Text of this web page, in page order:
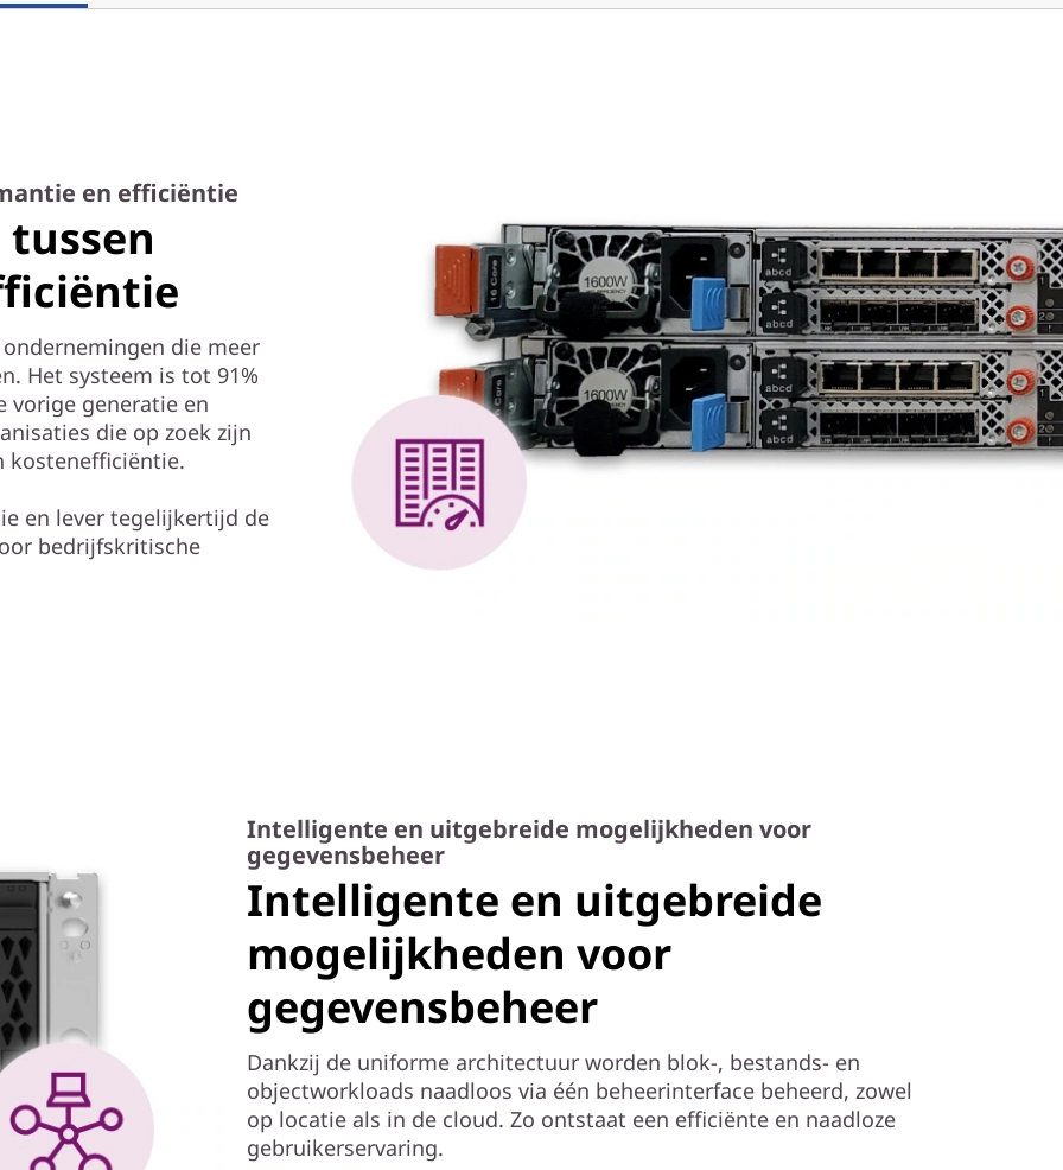
en efficiëntie
die meer
Het systeem is tot 91%
vorige generatie en
die op zoek zijn
kostenefficiëntie.
en lever tegelijkertijd de
bedrijfskritische
Intelligente en uitgebreide mogelijkheden voor
gegevensbeheer
Intelligente en uitgebreide
mogelijkheden voor
gegevensbeheer
Dankzij de uniforme architectuur worden blok-, bestands- en
objectworkloads naadloos via één beheerinterface beheerd, zowel
op locatie als in de cloud. Zo ontstaat een efficiënte en naadloze
gebruikerservaring.